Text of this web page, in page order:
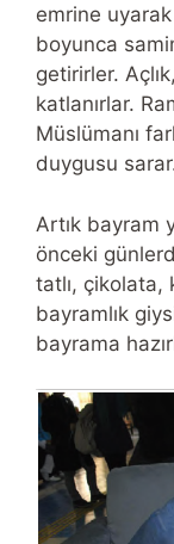
emrine
boyunca
getirirler.
katlanırlar.
Müslümanı
duygusu
Artık bayram
önceki
tatlı, çikolata,
bayramlık
bayrama